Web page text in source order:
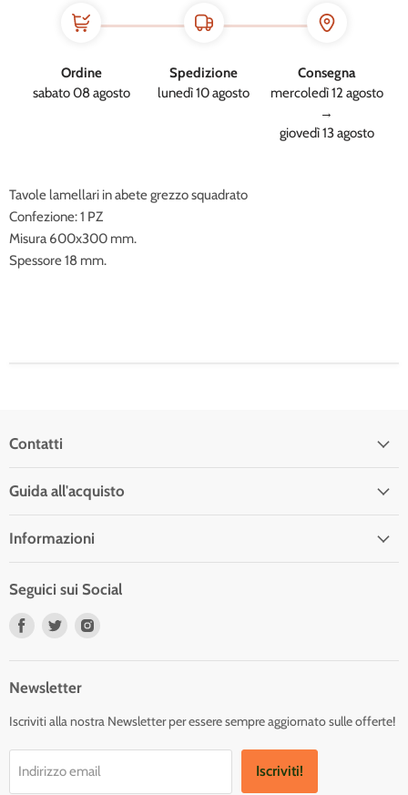
Ordine
sabato 08 agosto
Spedizione
lunedì 10 agosto
Consegna
mercoledì 12 agosto
→
giovedì 13 agosto
Tavole lamellari in abete grezzo squadrato
Confezione: 1 PZ
Misura 600x300 mm.
Spessore 18 mm.
Contatti
Guida all'acquisto
Informazioni
Seguici sui Social
Trovaci
Trovaci
Newsletter
Iscriviti alla nostra Newsletter per essere sempre aggiornato sulle offerte!
Indirizzo email Iscriviti!